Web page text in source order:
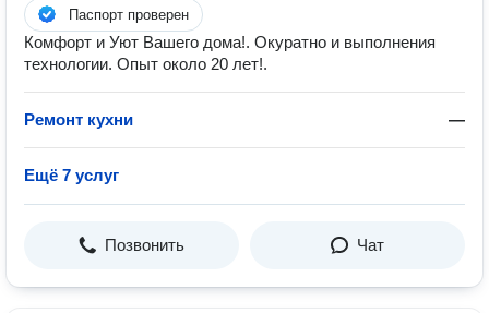
Паспорт проверен
Комфорт и Уют Вашего дома!. Окуратно и выполнения
технологии. Опыт около 20 лет!.
Ремонт кухни —
Ещё 7 услуг
Позвонить Чат